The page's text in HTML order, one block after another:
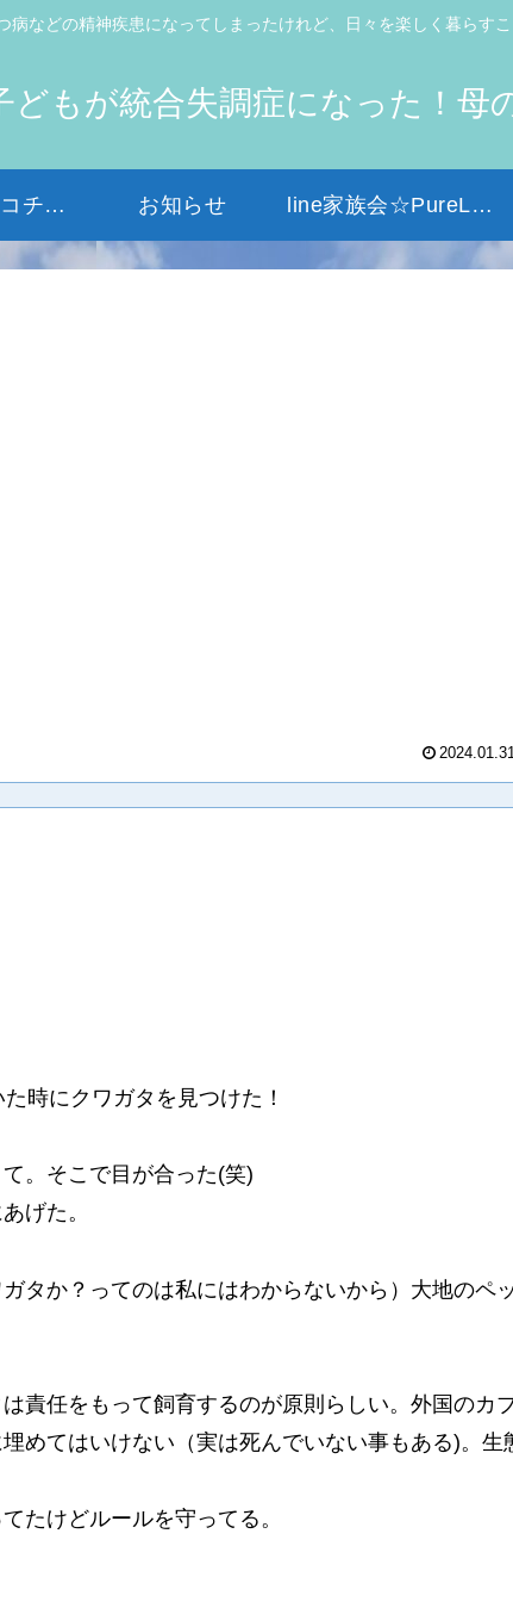
病などの精神疾患になってしまったけれど、日々を楽しく暮らす
どもが統合失調症になった！母
初めての方はコチラから お知らせ line家族会☆PureLight☆
時にクワガタを見つけた！
。そこで目が合った(笑)
げた。
タか？ってのは私にはわからないから）大地のペッ
責任をもって飼育するのが原則らしい。外国のカ
めてはいけない（実は死んでいない事もある)。生
たけどルールを守ってる。